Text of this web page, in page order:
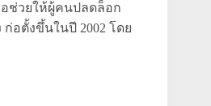
อช่วยให้ผู้คนปลดล็อก
อตั้งขึ้นในปี 2002 โดย